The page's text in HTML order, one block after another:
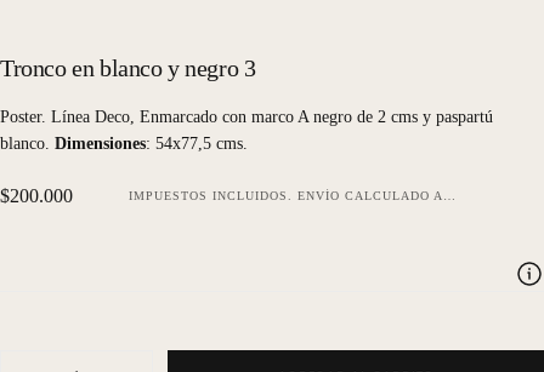
Tronco en blanco y negro 3
Poster. Línea Deco, Enmarcado con marco A negro de 2 cms y paspartú
blanco. Dimensiones: 54x77,5 cms.
Precio
$200.000 IMPUESTOS INCLUIDOS. ENVÍO CALCULADO AL FINALIZAR LA COMPRA.